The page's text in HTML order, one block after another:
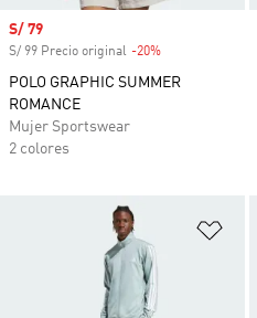
Precio de venta
S/ 79
S/ 99 Precio original -20%
POLO GRAPHIC SUMMER
ROMANCE
Mujer Sportswear
2 colores